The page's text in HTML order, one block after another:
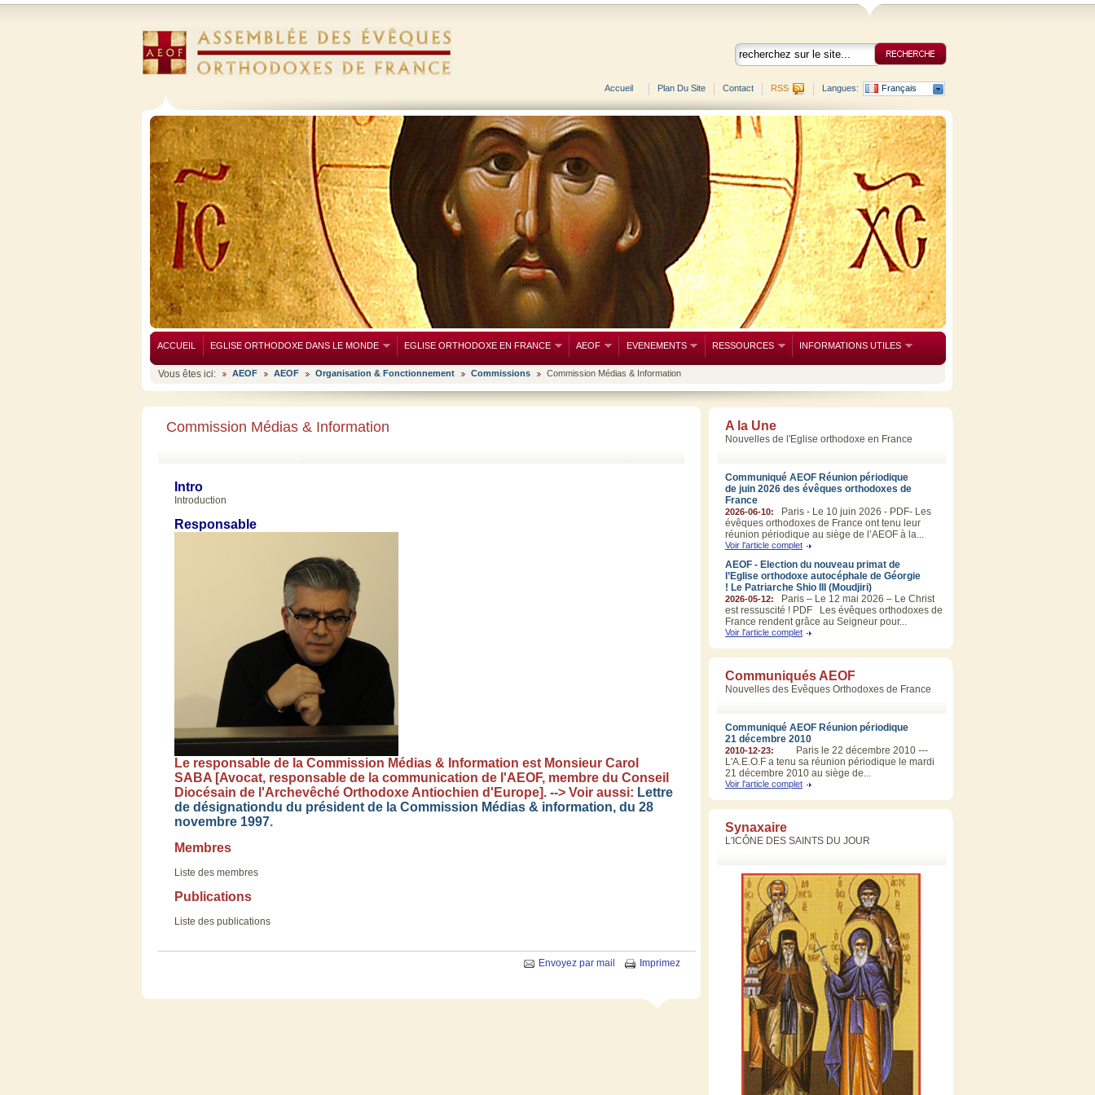
Langues: Français
RSS
Contact
Plan Du Site
Accueil
ACCUEIL EGLISE ORTHODOXE DANS LE MONDE EGLISE ORTHODOXE EN FRANCE AEOF EVENEMENTS RESSOURCES INFORMATIONS UTILES
Vous êtes ici: AEOF AEOF Organisation & Fonctionnement Commissions Commission Médias & Information
Commission Médias & Information
Intro
Introduction
Responsable
Le responsable de la Commission Médias & Information est Monsieur Carol
SABA [Avocat, responsable de la communication de l'AEOF, membre du Conseil
Diocésain de l'Archevêché Orthodoxe Antiochien d'Europe]. --> Voir aussi: Lettre
de désignationdu du président de la Commission Médias & information, du 28
novembre 1997.
Membres
Liste des membres
Publications
Liste des publications
Imprimez
Envoyez par mail
A la Une
Nouvelles de l'Eglise orthodoxe en France
Communiqué AEOF Réunion périodique
de juin 2026 des évêques orthodoxes de
France
2026-06-10:
Paris - Le 10 juin 2026 - PDF- Les
évêques orthodoxes de France ont tenu leur
réunion périodique au siège de l’AEOF à la...
Voir l'article complet
AEOF - Election du nouveau primat de
l’Eglise orthodoxe autocéphale de Géorgie
! Le Patriarche Shio III (Moudjiri)
2026-05-12:
Paris – Le 12 mai 2026 – Le Christ
est ressuscité ! PDF Les évêques orthodoxes de
France rendent grâce au Seigneur pour...
Voir l'article complet
Communiqués AEOF
Nouvelles des Evêques Orthodoxes de France
Communiqué AEOF Réunion périodique
21 décembre 2010
2010-12-23:
Paris le 22 décembre 2010 ---
L'A.E.O.F a tenu sa réunion périodique le mardi
21 décembre 2010 au siège de...
Voir l'article complet
Synaxaire
L'ICÔNE DES SAINTS DU JOUR